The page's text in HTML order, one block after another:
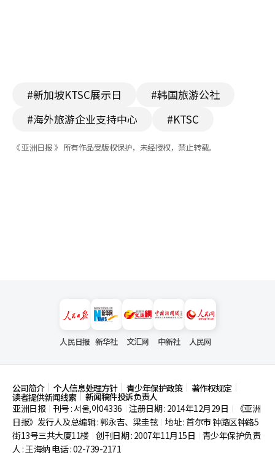
#新加坡KTSC展示日
#韩国旅游公社
#海外旅游企业支持中心
#KTSC
《 亚洲日报 》 所有作品受版权保护，未经授权，禁止转载。
人民日报 新华社 文汇网 中新社 人民网
公司简介 个人信息处理方针 青少年保护政策 著作权规定
读者提供新闻线索
新闻稿件投诉负责人
亚洲日报
刊号 : 서울,아04336 注册日期 : 2014年12月29日
《亚洲
日报》发行人及总编辑 : 郭永吉、梁圭铉 地址 : 首尔市钟路区钟路5
街13号三共大厦11楼 创刊日期 : 2007年11月15日
青少年保护负责
人 : 王海纳 电话 : 02-739-2171